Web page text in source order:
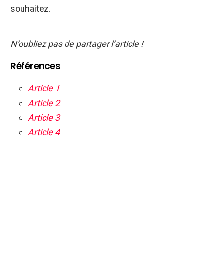
souhaitez.
N’oubliez pas de partager l’article !
Références
Article 1
Article 2
Article 3
Article 4